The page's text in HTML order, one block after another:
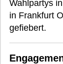
Wahlpartys
in Frankfurt
gefiebert.